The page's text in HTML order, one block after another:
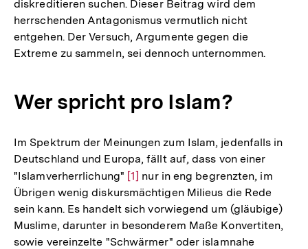
diskreditieren suchen. Dieser Beitrag wird dem
herrschenden Antagonismus vermutlich nicht
entgehen. Der Versuch, Argumente gegen die
Extreme zu sammeln, sei dennoch unternommen.
Wer spricht pro Islam?
Im Spektrum der Meinungen zum Islam, jedenfalls in
Deutschland und Europa, fällt auf, dass von einer
"Islamverherrlichung" Zur
Auflösung
der
Fußnote
[1] nur in eng begrenzten, im
Übrigen wenig diskursmächtigen Milieus die Rede
sein kann. Es handelt sich vorwiegend um (gläubige)
Muslime, darunter in besonderem Maße Konvertiten,
sowie vereinzelte "Schwärmer" oder islamnahe